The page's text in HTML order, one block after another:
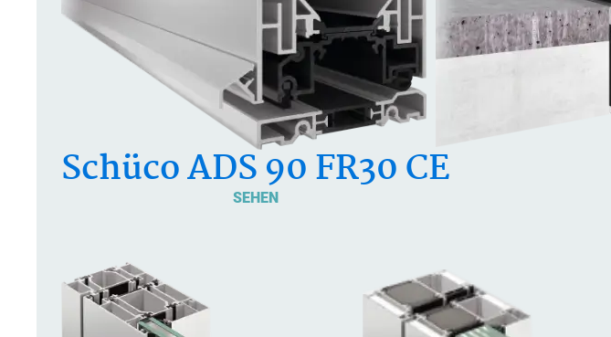
Schüco ADS 90 FR30 CE
SEHEN